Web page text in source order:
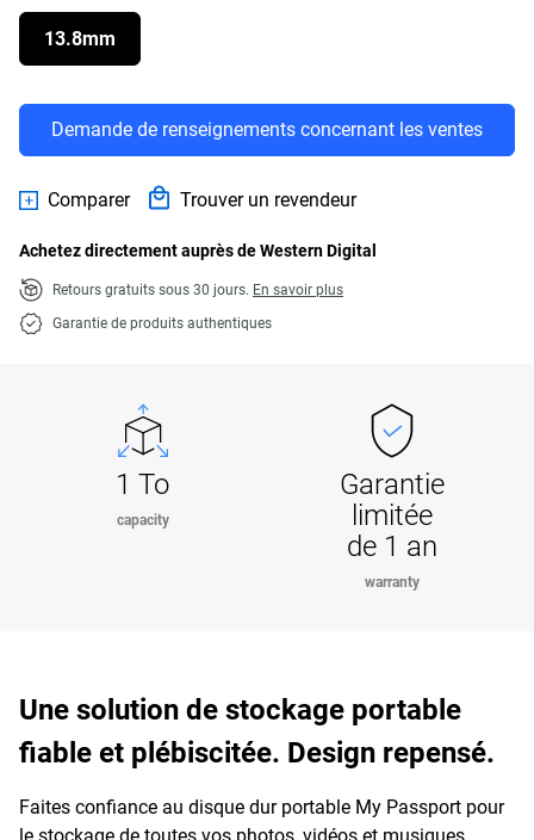
13.8mm
Demande de renseignements concernant les ventes
Comparer Trouver un revendeur
Achetez directement auprès de Western Digital
Retours gratuits sous 30 jours. En savoir plus
Garantie de produits authentiques
1 To
capacity
Garantie
limitée
de 1 an
warranty
Une solution de stockage portable
fiable et plébiscitée. Design repensé.
Faites confiance au disque dur portable My Passport pour